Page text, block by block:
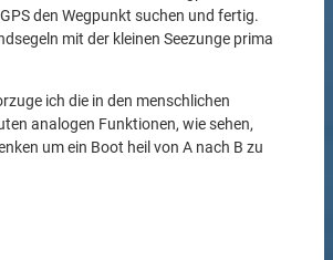
den Wegpunkt suchen und fertig.
mit der kleinen Seezunge prima
ich die in den menschlichen
analogen Funktionen, wie sehen,
um ein Boot heil von A nach B zu